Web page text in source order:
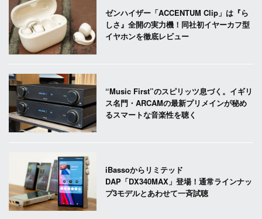
ゼンハイザー「ACCENTUM Clip」は『ら
しさ』全開の実力機！同社初イヤーカフ型
イヤホンを徹底レビュー
“Music First”のスピリッツ息づく。イギリ
ス名門・ARCAMの最新プリメインが秘め
るスマートな音楽性を聴く
iBassoからリミテッド
DAP「DX340MAX」登場！通常ラインナッ
プ3モデルとあわせて一斉試聴